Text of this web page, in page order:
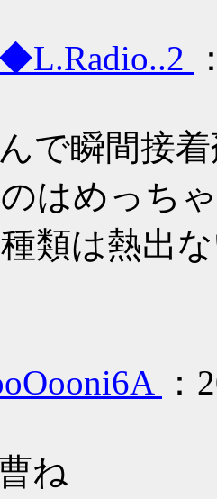
◆L.Radio..2
で瞬間接
はめっち
類は熱出
ね